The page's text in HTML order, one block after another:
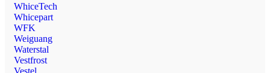
WhiceTech
Whicepart
WFK
Weiguang
Waterstal
Vestfrost
Vestel